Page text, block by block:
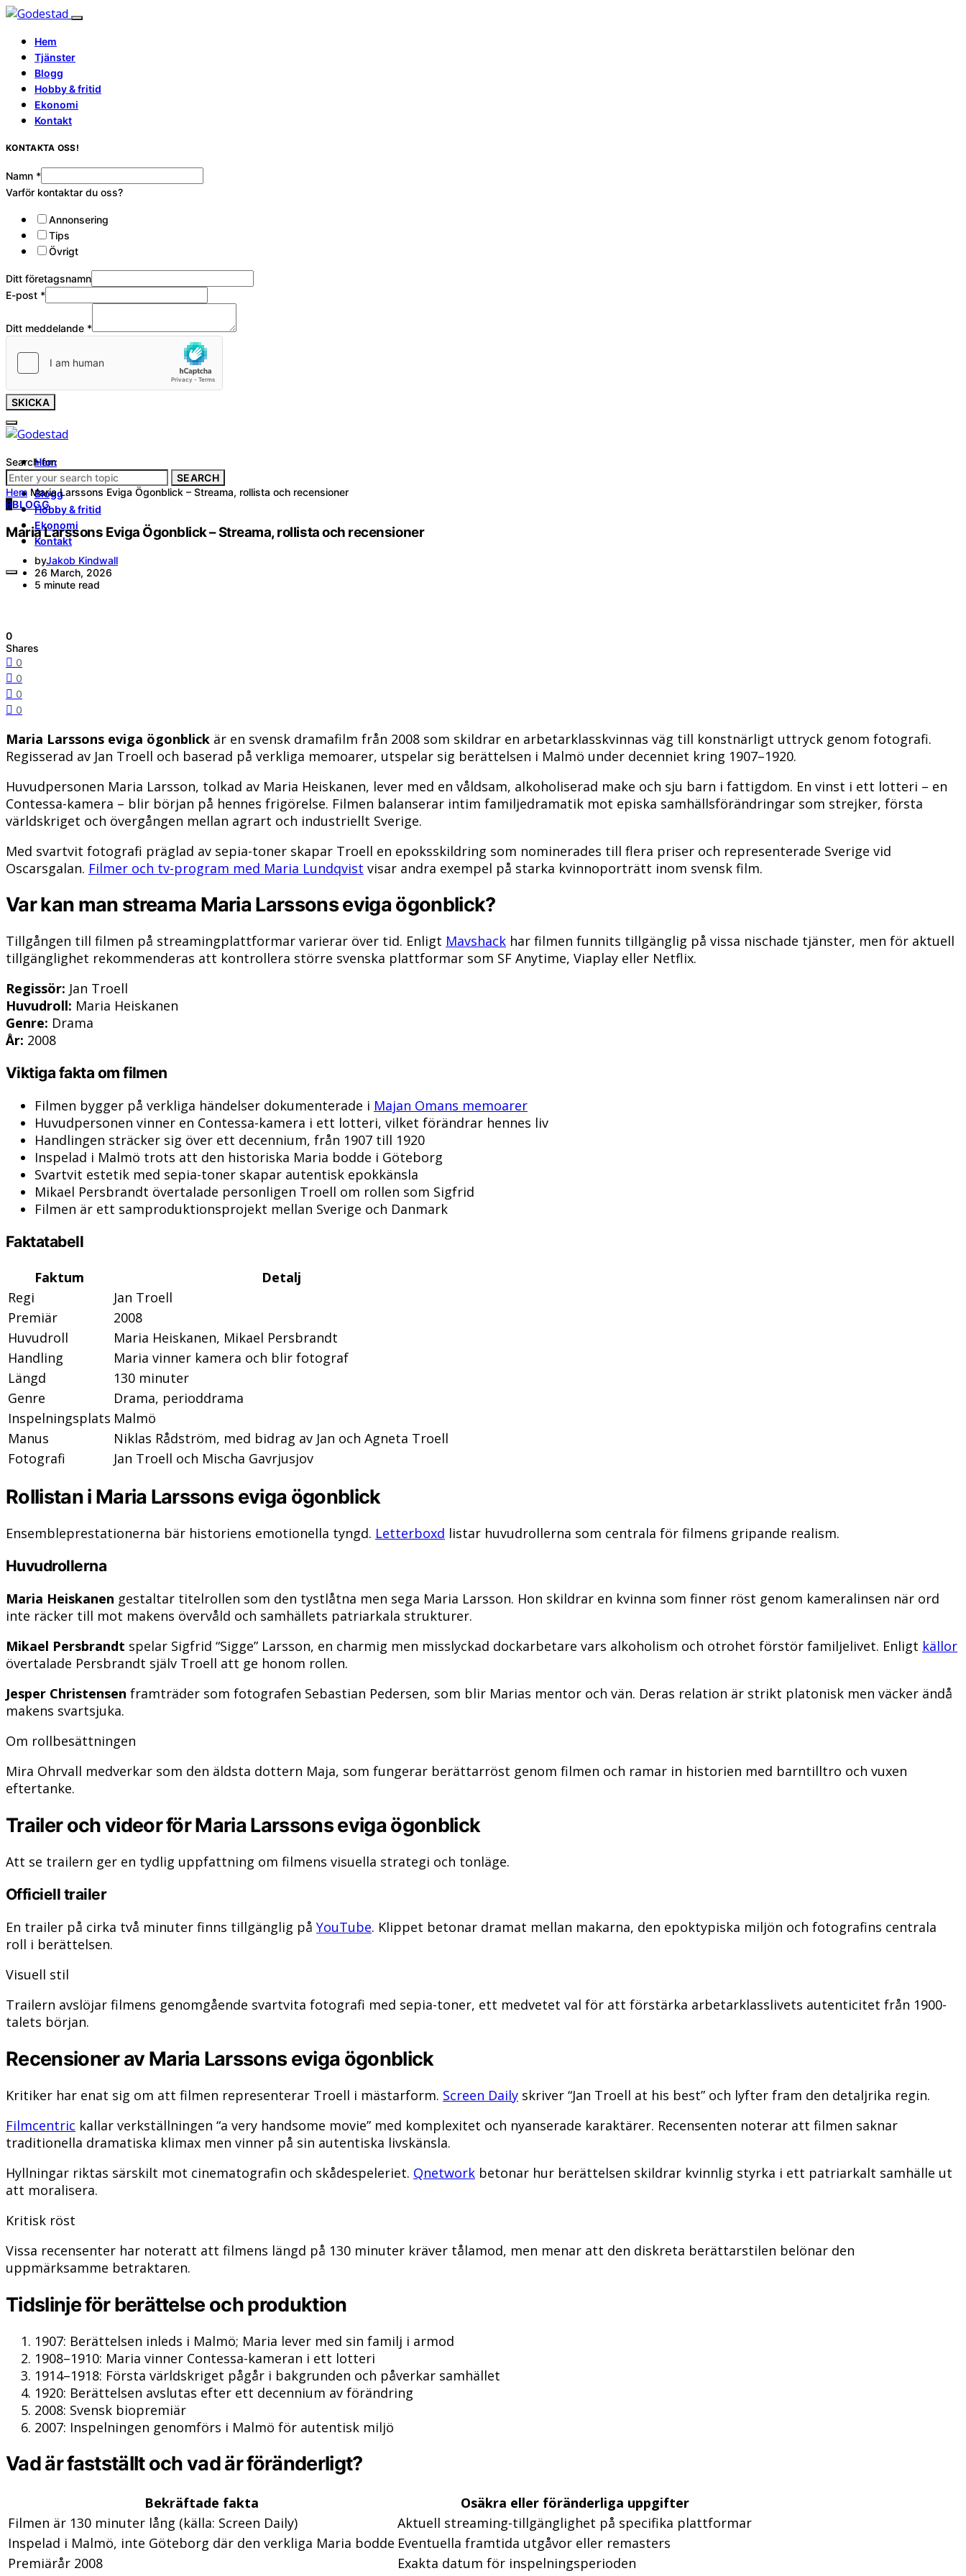
Hem
Tjänster
Blogg
Hobby & fritid
Ekonomi
Kontakt
KONTAKTA OSS!
Namn *
Varför kontaktar du oss?
Annonsering
Tips
Övrigt
Ditt företagsnamn
E-post *
Ditt meddelande *
SKICKA
Hem
Tjänster
Blogg
Hobby & fritid
Ekonomi
Kontakt
Search for:
SEARCH
Hem Maria Larssons Eviga Ögonblick – Streama, rollista och recensioner
BBLOGG
Maria Larssons Eviga Ögonblick – Streama, rollista och recensioner
byJakob Kindwall
26 March, 2026
5 minute read
0
Shares
0
0
0
0
Maria Larssons eviga ögonblick är en svensk dramafilm från 2008 som skildrar en arbetarklasskvinnas väg till konstnärligt uttryck genom fotografi.
Regisserad av Jan Troell och baserad på verkliga memoarer, utspelar sig berättelsen i Malmö under decenniet kring 1907–1920.
Huvudpersonen Maria Larsson, tolkad av Maria Heiskanen, lever med en våldsam, alkoholiserad make och sju barn i fattigdom. En vinst i ett lotteri – en
Contessa-kamera – blir början på hennes frigörelse. Filmen balanserar intim familjedramatik mot episka samhällsförändringar som strejker, första
världskriget och övergången mellan agrart och industriellt Sverige.
Med svartvit fotografi präglad av sepia-toner skapar Troell en epoksskildring som nominerades till flera priser och representerade Sverige vid
Oscarsgalan. Filmer och tv-program med Maria Lundqvist visar andra exempel på starka kvinnoporträtt inom svensk film.
Var kan man streama Maria Larssons eviga ögonblick?
Tillgången till filmen på streamingplattformar varierar över tid. Enligt Mavshack har filmen funnits tillgänglig på vissa nischade tjänster, men för aktuell
tillgänglighet rekommenderas att kontrollera större svenska plattformar som SF Anytime, Viaplay eller Netflix.
Regissör: Jan Troell
Huvudroll: Maria Heiskanen
Genre: Drama
År: 2008
Viktiga fakta om filmen
Filmen bygger på verkliga händelser dokumenterade i Majan Omans memoarer
Huvudpersonen vinner en Contessa-kamera i ett lotteri, vilket förändrar hennes liv
Handlingen sträcker sig över ett decennium, från 1907 till 1920
Inspelad i Malmö trots att den historiska Maria bodde i Göteborg
Svartvit estetik med sepia-toner skapar autentisk epokkänsla
Mikael Persbrandt övertalade personligen Troell om rollen som Sigfrid
Filmen är ett samproduktionsprojekt mellan Sverige och Danmark
Faktatabell
Faktum
Detalj
Regi
Jan Troell
Premiär
2008
Huvudroll
Maria Heiskanen, Mikael Persbrandt
Handling
Maria vinner kamera och blir fotograf
Längd
130 minuter
Genre
Drama, perioddrama
Inspelningsplats Malmö
Manus
Niklas Rådström, med bidrag av Jan och Agneta Troell
Fotografi
Jan Troell och Mischa Gavrjusjov
Rollistan i Maria Larssons eviga ögonblick
Ensembleprestationerna bär historiens emotionella tyngd. Letterboxd listar huvudrollerna som centrala för filmens gripande realism.
Huvudrollerna
Maria Heiskanen gestaltar titelrollen som den tystlåtna men sega Maria Larsson. Hon skildrar en kvinna som finner röst genom kameralinsen när ord
inte räcker till mot makens övervåld och samhällets patriarkala strukturer.
Mikael Persbrandt spelar Sigfrid “Sigge” Larsson, en charmig men misslyckad dockarbetare vars alkoholism och otrohet förstör familjelivet. Enligt källor
övertalade Persbrandt själv Troell att ge honom rollen.
Jesper Christensen framträder som fotografen Sebastian Pedersen, som blir Marias mentor och vän. Deras relation är strikt platonisk men väcker ändå
makens svartsjuka.
Om rollbesättningen
Mira Ohrvall medverkar som den äldsta dottern Maja, som fungerar berättarröst genom filmen och ramar in historien med barntilltro och vuxen
eftertanke.
Trailer och videor för Maria Larssons eviga ögonblick
Att se trailern ger en tydlig uppfattning om filmens visuella strategi och tonläge.
Officiell trailer
En trailer på cirka två minuter finns tillgänglig på YouTube. Klippet betonar dramat mellan makarna, den epoktypiska miljön och fotografins centrala
roll i berättelsen.
Visuell stil
Trailern avslöjar filmens genomgående svartvita fotografi med sepia-toner, ett medvetet val för att förstärka arbetarklasslivets autenticitet från 1900-
talets början.
Recensioner av Maria Larssons eviga ögonblick
Kritiker har enat sig om att filmen representerar Troell i mästarform. Screen Daily skriver “Jan Troell at his best” och lyfter fram den detaljrika regin.
Filmcentric kallar verkställningen “a very handsome movie” med komplexitet och nyanserade karaktärer. Recensenten noterar att filmen saknar
traditionella dramatiska klimax men vinner på sin autentiska livskänsla.
Hyllningar riktas särskilt mot cinematografin och skådespeleriet. Qnetwork betonar hur berättelsen skildrar kvinnlig styrka i ett patriarkalt samhälle ut
att moralisera.
Kritisk röst
Vissa recensenter har noteratt att filmens längd på 130 minuter kräver tålamod, men menar att den diskreta berättarstilen belönar den
uppmärksamme betraktaren.
Tidslinje för berättelse och produktion
1907: Berättelsen inleds i Malmö; Maria lever med sin familj i armod
1908–1910: Maria vinner Contessa-kameran i ett lotteri
1914–1918: Första världskriget pågår i bakgrunden och påverkar samhället
1920: Berättelsen avslutas efter ett decennium av förändring
2008: Svensk biopremiär
2007: Inspelningen genomförs i Malmö för autentisk miljö
Vad är fastställt och vad är föränderligt?
Bekräftade fakta
Osäkra eller föränderliga uppgifter
Filmen är 130 minuter lång (källa: Screen Daily)
Aktuell streaming-tillgänglighet på specifika plattformar
Inspelad i Malmö, inte Göteborg där den verkliga Maria bodde Eventuella framtida utgåvor eller remasters
Premiärår 2008
Exakta datum för inspelningsperioden